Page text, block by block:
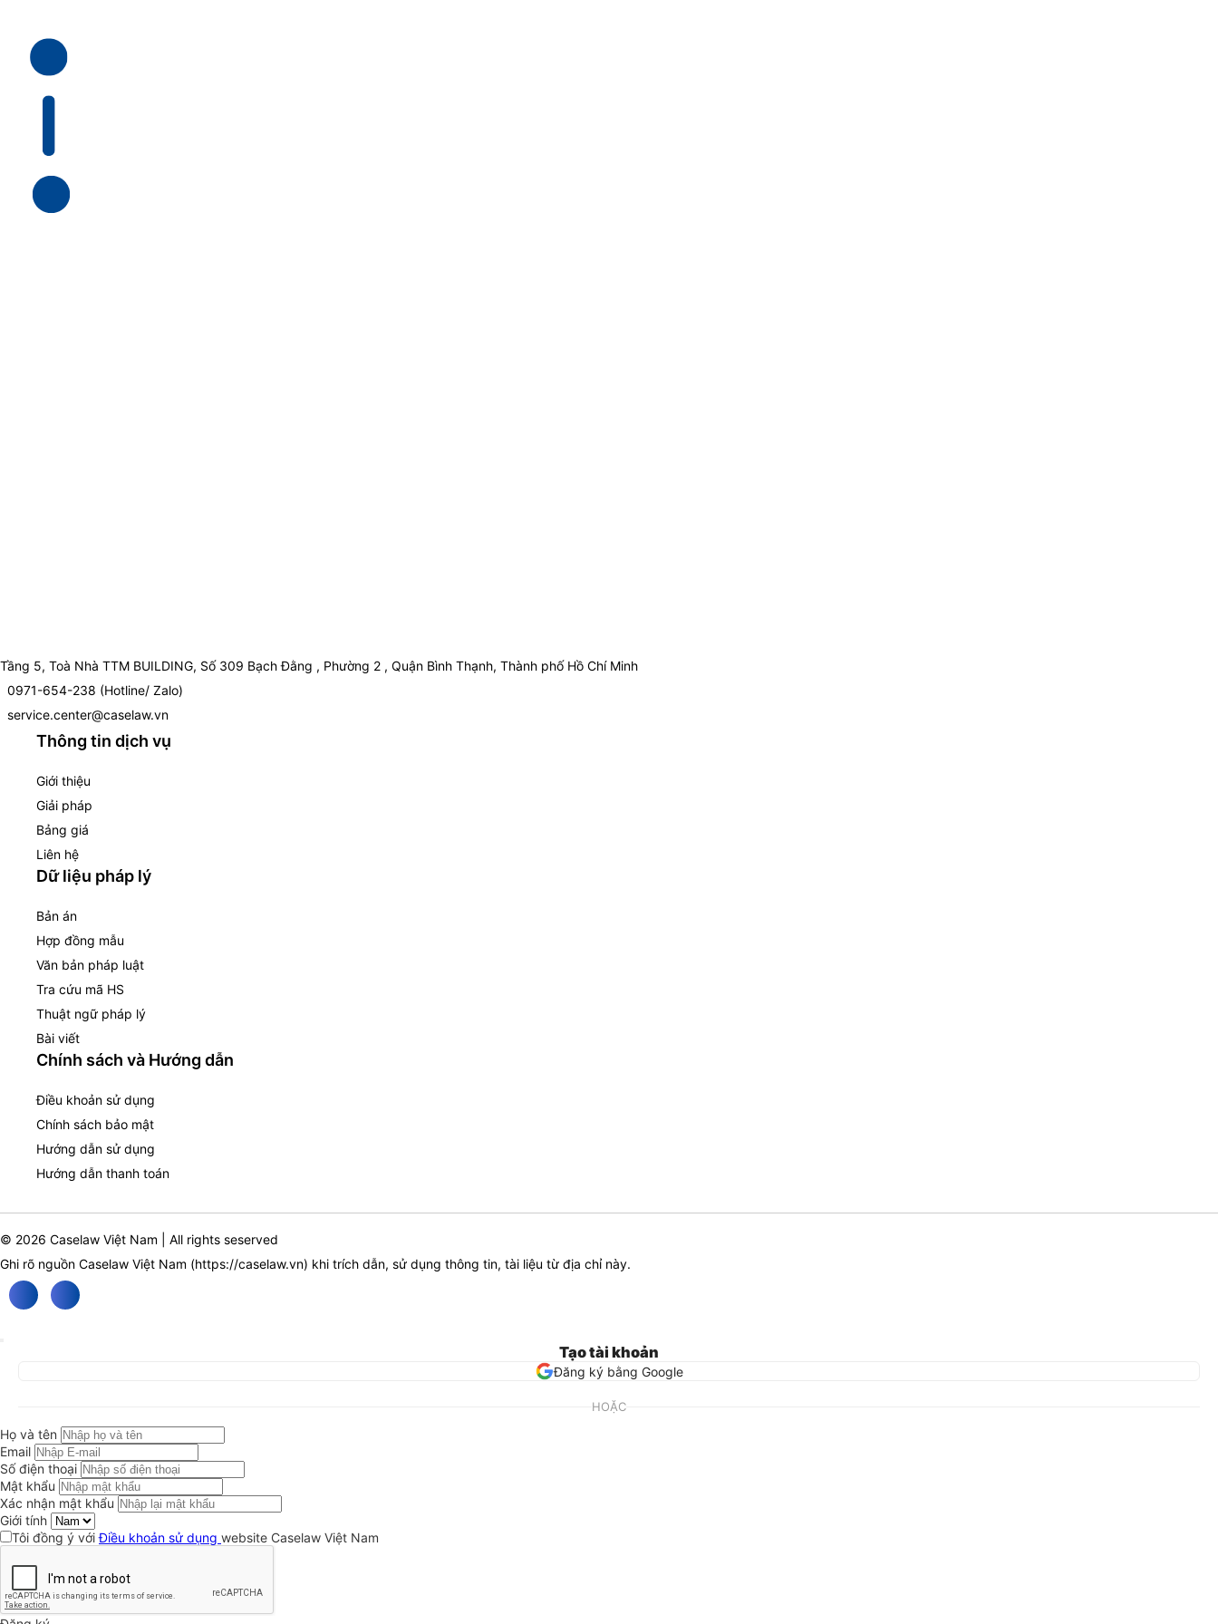
Tầng 5, Toà Nhà TTM BUILDING, Số 309 Bạch Đằng , Phường 2 , Quận Bình Thạnh, Thành phố Hồ Chí Minh
0971-654-238 (Hotline/ Zalo)
service.center@caselaw.vn
Thông tin dịch vụ
Giới thiệu
Giải pháp
Bảng giá
Liên hệ
Dữ liệu pháp lý
Bản án
Hợp đồng mẫu
Văn bản pháp luật
Tra cứu mã HS
Thuật ngữ pháp lý
Bài viết
Chính sách và Hướng dẫn
Điều khoản sử dụng
Chính sách bảo mật
Hướng dẫn sử dụng
Hướng dẫn thanh toán
© 2026 Caselaw Việt Nam | All rights seserved
Ghi rõ nguồn Caselaw Việt Nam (https://caselaw.vn) khi trích dẫn, sử dụng thông tin, tài liệu từ địa chỉ này.
Tạo tài khoản
Đăng ký bằng Google
HOẶC
Họ và tên
Email
Số điện thoại
Mật khẩu
Xác nhận mật khẩu
Giới tính
Tôi đồng ý vớiĐiều khoản sử dụng website Caselaw Việt Nam